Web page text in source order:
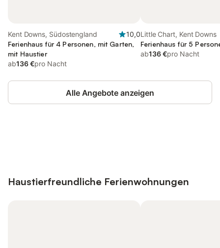
Kent Downs, Südostengland
10,0
Ferienhaus für 4 Personen, mit Garten,
mit Haustier
ab136 €pro Nacht
Little Chart, Kent Downs
Ferienhaus für 5
ab136 €pro Nacht
Alle Angebote anzeigen
Haustierfreundliche Ferienwohnungen